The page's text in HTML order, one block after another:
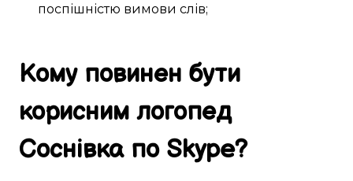
поспішністю вимови слів;
Кому повинен бути
корисним логопед
Соснівка по Skype?